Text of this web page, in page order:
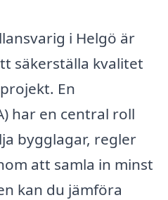
i Helgö är
säkerställa kvalitet
En
har en central roll
bygglagar, regler
att samla in minst
kan du jämföra